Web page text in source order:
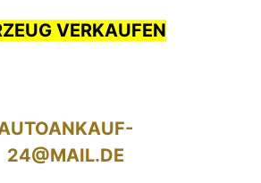
VERKAUFEN
24@MAIL.DE